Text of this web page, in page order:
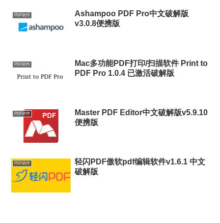
PDF软件
Ashampoo PDF Pro中文破解版
v3.0.8便携版
PDF软件
Mac多功能PDF打印/扫描软件 Print to
PDF Pro 1.0.4 已激活破解版
PDF软件
Master PDF Editor中文破解版v5.9.10
便携版
PDF软件
轻闪PDF傲软pdf编辑软件v1.6.1 中文
破解版